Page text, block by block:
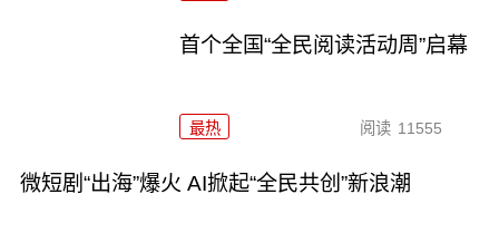
首个全国“全民阅读活动周”启幕
最热 阅读 11555
微短剧“出海”爆火 AI掀起“全民共创”新浪潮